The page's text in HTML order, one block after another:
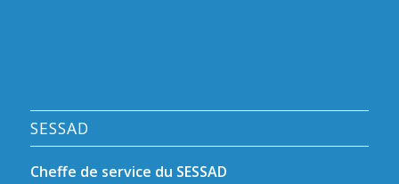
SESSAD
Cheffe de service du SESSAD